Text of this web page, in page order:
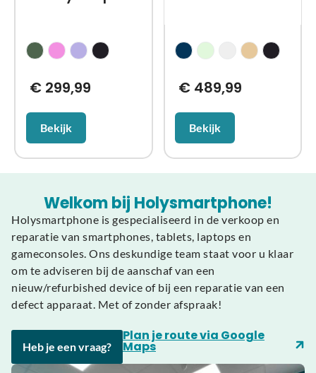
€299,99
Bekijk
€ 489,99
Bekijk
Welkom bij Holysmartphone!
Holysmartphone is gespecialiseerd in de verkoop en
reparatie van smartphones, tablets, laptops en
gameconsoles. Ons deskundige team staat voor u klaar
om te adviseren bij de aanschaf van een
nieuw/refurbished device of bij een reparatie van een
defect apparaat. Met of zonder afspraak!
Heb je een vraag?
Plan je route via Google
Maps